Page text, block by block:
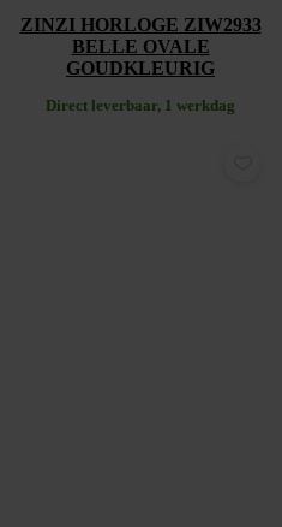
ZINZI HORLOGE ZIW2933
BELLE OVALE
GOUDKLEURIG
Direct leverbaar, 1 werkdag